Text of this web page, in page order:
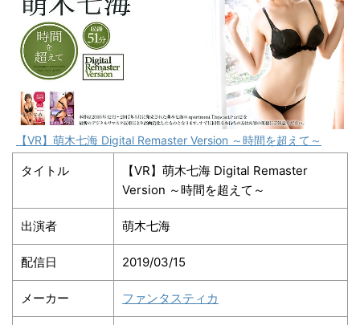
【VR】萌木七海 Digital Remaster Version ～時間を超えて～
タイトル
【VR】萌木七海 Digital Remaster
Version ～時間を超えて～
出演者 萌木七海
配信日 2019/03/15
メーカー ファンタスティカ